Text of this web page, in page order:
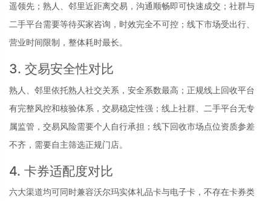
遥领先；熟人、邻里近距离交易，沟通顺畅即可快速成交；社群与
二手平台需要等待买家咨询，时效完全不可控；线下市场受出行、
营业时间限制，整体耗时最长。
3. 交易安全性对比
熟人、邻里依托熟人社交关系，安全系数最高；正规线上回收平台
有完整风控和核验体系，交易稳定性强；线上社群、二手平台无专
属监管，交易风险需要个人自行承担；线下回收市场点位资质参差
不齐，需要自主筛选正规门店。
4. 卡券适配度对比
六大渠道均可同时兼容沃尔玛实体礼品卡与电子卡，不存在卡券类